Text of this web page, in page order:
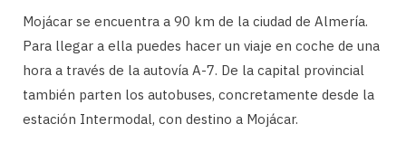
Mojácar se encuentra a 90 km de la ciudad de Almería.
Para llegar a ella puedes hacer un viaje en coche de una
hora a través de la autovía A-7. De la capital provincial
también parten los autobuses, concretamente desde la
estación Intermodal, con destino a Mojácar.